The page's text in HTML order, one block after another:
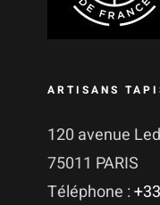
ARTISANS
120 avenue
75011 PARIS
Téléphone :